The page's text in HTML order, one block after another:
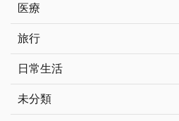
医療
旅行
日常生活
未分類